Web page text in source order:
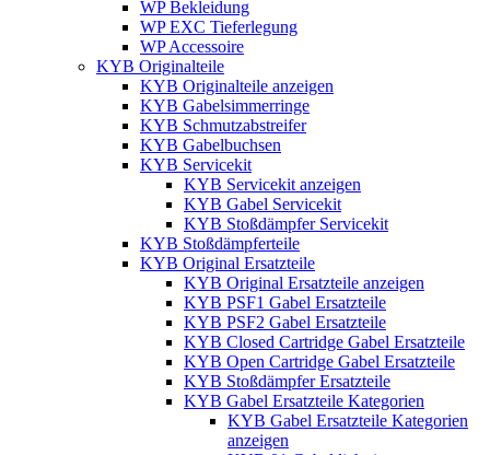
WP Bekleidung
WP EXC Tieferlegung
WP Accessoire
KYB Originalteile
KYB Originalteile anzeigen
KYB Gabelsimmerringe
KYB Schmutzabstreifer
KYB Gabelbuchsen
KYB Servicekit
KYB Servicekit anzeigen
KYB Gabel Servicekit
KYB Stoßdämpfer Servicekit
KYB Stoßdämpferteile
KYB Original Ersatzteile
KYB Original Ersatzteile anzeigen
KYB PSF1 Gabel Ersatzteile
KYB PSF2 Gabel Ersatzteile
KYB Closed Cartridge Gabel Ersatzteile
KYB Open Cartridge Gabel Ersatzteile
KYB Stoßdämpfer Ersatzteile
KYB Gabel Ersatzteile Kategorien
KYB Gabel Ersatzteile Kategorien
anzeigen